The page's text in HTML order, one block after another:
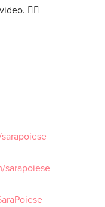
👍🏻
sarapoiese